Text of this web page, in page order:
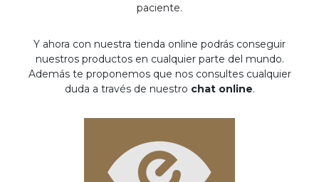
paciente.
Y ahora con nuestra tienda online podrás conseguir
nuestros productos en cualquier parte del mundo.
Además te proponemos que nos consultes cualquier
duda a través de nuestro chat online.